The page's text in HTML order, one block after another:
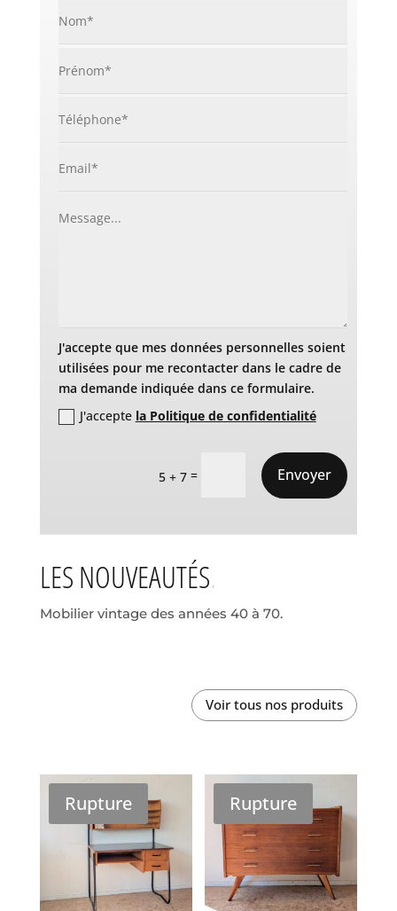
J'accepte que mes données personnelles soient
utilisées pour me recontacter dans le cadre de
ma demande indiquée dans ce formulaire.
J'accepte la Politique de confidentialité
5 + 7 = Envoyer
LES NOUVEAUTÉS
Mobilier vintage des années 40 à 70.
Voir tous nos produits
Rupture Rupture